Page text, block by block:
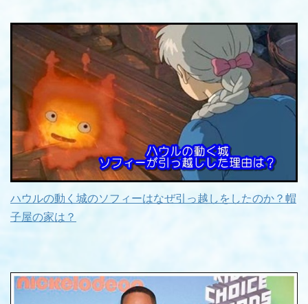
ハウルの動く城のソフィーはなぜ引っ越しをしたのか？帽
子屋の家は？